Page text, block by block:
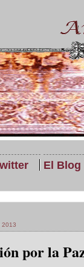
El
2013
por la